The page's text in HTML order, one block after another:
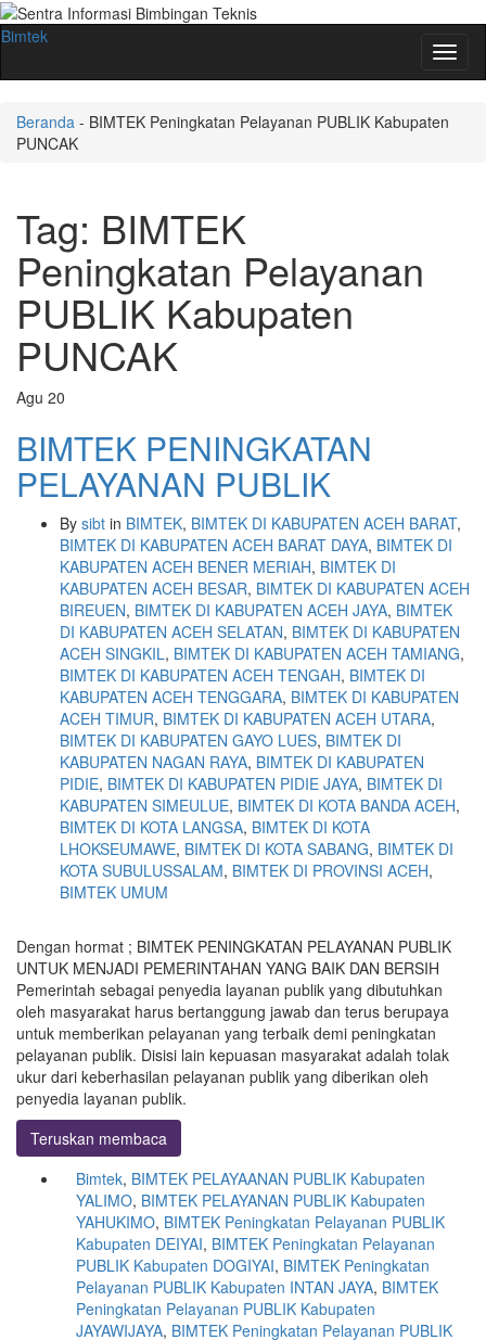
Bimtek
Beranda - BIMTEK Peningkatan Pelayanan PUBLIK Kabupaten
PUNCAK
Tag: BIMTEK
Peningkatan Pelayanan
PUBLIK Kabupaten
PUNCAK
Agu 20
BIMTEK PENINGKATAN
PELAYANAN PUBLIK
By sibt in BIMTEK, BIMTEK DI KABUPATEN ACEH BARAT,
BIMTEK DI KABUPATEN ACEH BARAT DAYA, BIMTEK DI
KABUPATEN ACEH BENER MERIAH, BIMTEK DI
KABUPATEN ACEH BESAR, BIMTEK DI KABUPATEN ACEH
BIREUEN, BIMTEK DI KABUPATEN ACEH JAYA, BIMTEK
DI KABUPATEN ACEH SELATAN, BIMTEK DI KABUPATEN
ACEH SINGKIL, BIMTEK DI KABUPATEN ACEH TAMIANG,
BIMTEK DI KABUPATEN ACEH TENGAH, BIMTEK DI
KABUPATEN ACEH TENGGARA, BIMTEK DI KABUPATEN
ACEH TIMUR, BIMTEK DI KABUPATEN ACEH UTARA,
BIMTEK DI KABUPATEN GAYO LUES, BIMTEK DI
KABUPATEN NAGAN RAYA, BIMTEK DI KABUPATEN
PIDIE, BIMTEK DI KABUPATEN PIDIE JAYA, BIMTEK DI
KABUPATEN SIMEULUE, BIMTEK DI KOTA BANDA ACEH,
BIMTEK DI KOTA LANGSA, BIMTEK DI KOTA
LHOKSEUMAWE, BIMTEK DI KOTA SABANG, BIMTEK DI
KOTA SUBULUSSALAM, BIMTEK DI PROVINSI ACEH,
BIMTEK UMUM
Dengan hormat ; BIMTEK PENINGKATAN PELAYANAN PUBLIK
UNTUK MENJADI PEMERINTAHAN YANG BAIK DAN BERSIH
Pemerintah sebagai penyedia layanan publik yang dibutuhkan
oleh masyarakat harus bertanggung jawab dan terus berupaya
untuk memberikan pelayanan yang terbaik demi peningkatan
pelayanan publik. Disisi lain kepuasan masyarakat adalah tolak
ukur dari keberhasilan pelayanan publik yang diberikan oleh
penyedia layanan publik.
Teruskan membaca
Bimtek, BIMTEK PELAYAANAN PUBLIK Kabupaten
YALIMO, BIMTEK PELAYANAN PUBLIK Kabupaten
YAHUKIMO, BIMTEK Peningkatan Pelayanan PUBLIK
Kabupaten DEIYAI, BIMTEK Peningkatan Pelayanan
PUBLIK Kabupaten DOGIYAI, BIMTEK Peningkatan
Pelayanan PUBLIK Kabupaten INTAN JAYA, BIMTEK
Peningkatan Pelayanan PUBLIK Kabupaten
JAYAWIJAYA, BIMTEK Peningkatan Pelayanan PUBLIK